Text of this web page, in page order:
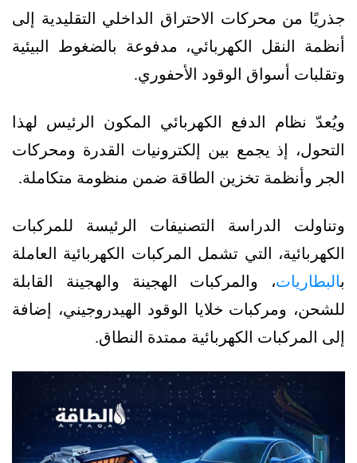
جذريًا من محركات الاحتراق الداخلي التقليدية إلى
أنظمة النقل الكهربائي، مدفوعة بالضغوط البيئية
وتقلبات أسواق الوقود الأحفوري.
ويُعدّ نظام الدفع الكهربائي المكون الرئيس لهذا
التحول، إذ يجمع بين إلكترونيات القدرة ومحركات
الجر وأنظمة تخزين الطاقة ضمن منظومة متكاملة.
وتناولت الدراسة التصنيفات الرئيسة للمركبات
الكهربائية، التي تشمل المركبات الكهربائية العاملة
بالبطاريات، والمركبات الهجينة والهجينة القابلة
للشحن، ومركبات خلايا الوقود الهيدروجيني، إضافة
إلى المركبات الكهربائية ممتدة النطاق.